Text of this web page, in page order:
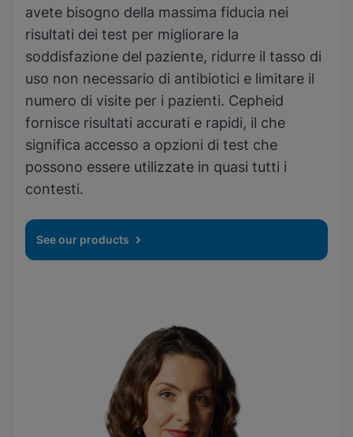
avete bisogno della massima fiducia nei
risultati dei test per migliorare la
soddisfazione del paziente, ridurre il tasso di
uso non necessario di antibiotici e limitare il
numero di visite per i pazienti. Cepheid
fornisce risultati accurati e rapidi, il che
significa accesso a opzioni di test che
possono essere utilizzate in quasi tutti i
contesti.
See our products